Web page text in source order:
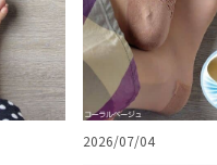
2026/07/04